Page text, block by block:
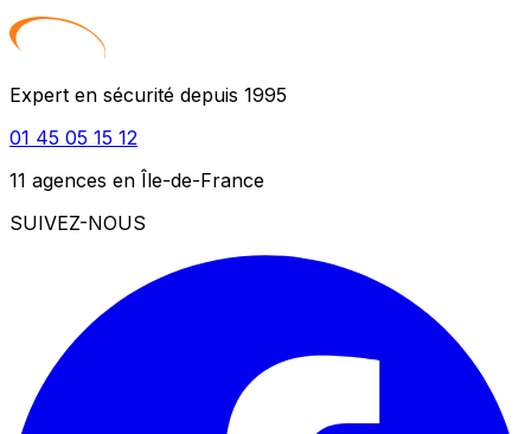
Expert en sécurité depuis 1995
01 45 05 15 12
11 agences en Île-de-France
SUIVEZ-NOUS